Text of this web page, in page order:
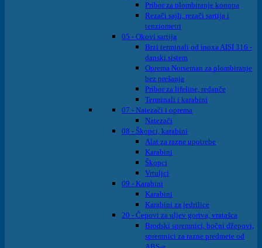
Pribor za plombiranje konopa
Rezači sajli, rezači sartija i
tenziometri
05 - Okovi sartija
Brzi terminali od inoxa AISI 316 -
danski sistem
Oprema Norseman za plombiranje
bez prešanja
Pribor za lifeline, redanče
Terminali i karabini
07 - Natezači i oprema
Natezači
08 - Škopci, karabini
Alat za razne upotrebe
Karabini
Škopci
Vrtuljci
09 - Karabini
Karabini
Karabini za jedrilice
20 - Čepovi za uljev goriva, vratašca
Brodski spremnici, bočni džepovi,
spremnici za razne predmete od